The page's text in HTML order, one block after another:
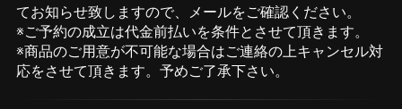
てお知らせ致しますので、メールをご確認ください。
※ご予約の成立は代金前払いを条件とさせて頂きます。
※商品のご用意が不可能な場合はご連絡の上キャンセル対
応をさせて頂きます。予めご了承下さい。